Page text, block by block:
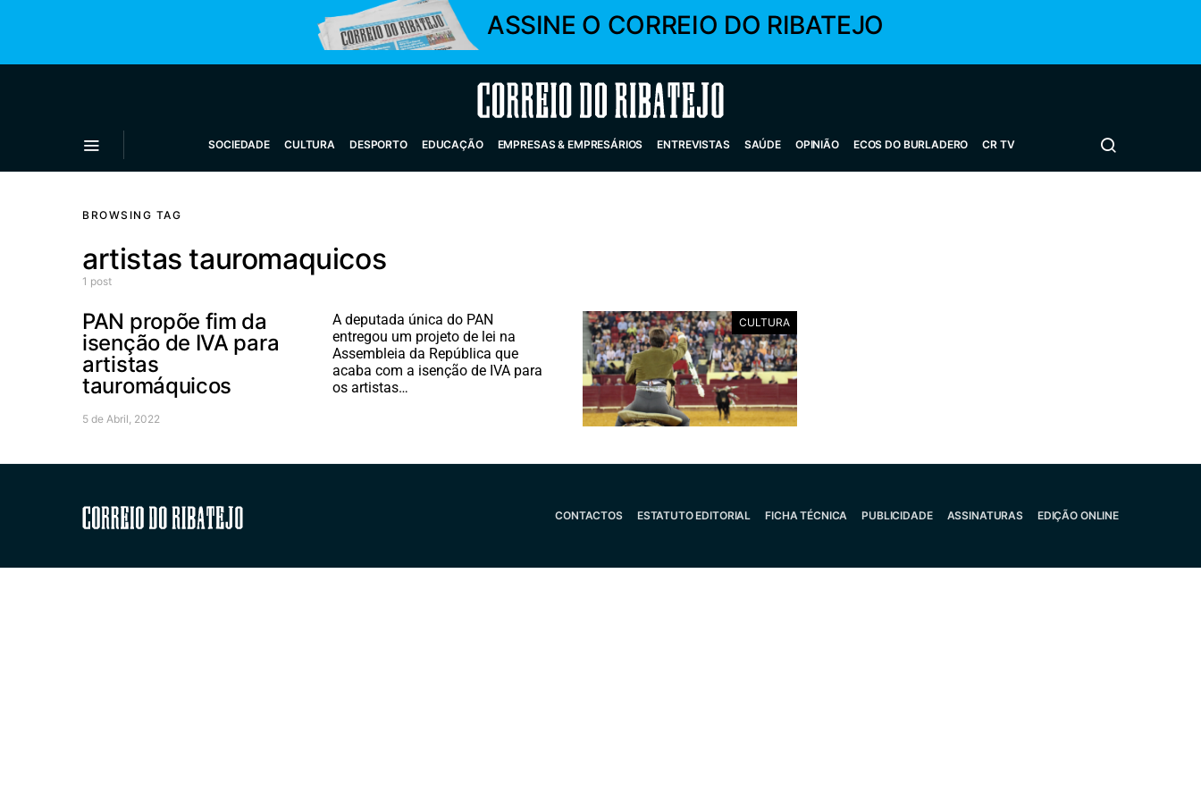
ASSINE O CORREIO DO RIBATEJO
Correio do Ribatejo
SOCIEDADE CULTURA DESPORTO EDUCAÇÃO EMPRESAS & EMPRESÁRIOS ENTREVISTAS SAÚDE OPINIÃO ECOS DO BURLADERO CR TV
BROWSING TAG
artistas tauromaquicos
1 post
CULTURA
PAN propõe fim da
isenção de IVA para
artistas
tauromáquicos
A deputada única do PAN
entregou um projeto de lei na
Assembleia da República que
acaba com a isenção de IVA para
os artistas…
5 de Abril, 2022
Correio do Ribatejo CONTACTOS ESTATUTO EDITORIAL FICHA TÉCNICA PUBLICIDADE ASSINATURAS EDIÇÃO ONLINE